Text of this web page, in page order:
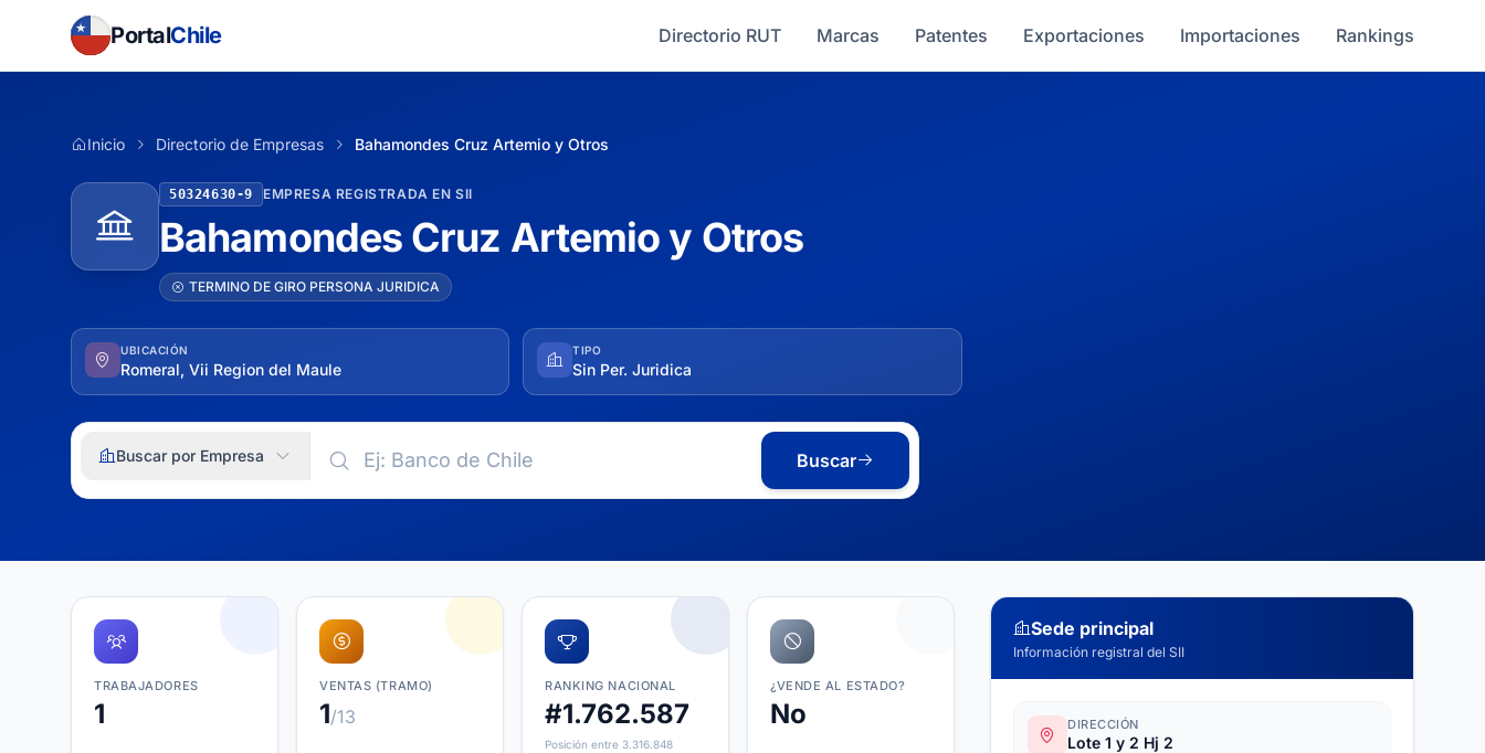
PortalChile Directorio RUT Marcas Patentes Exportaciones Importaciones Rankings
Inicio Directorio de Empresas Bahamondes Cruz Artemio y Otros
50324630-9 EMPRESA REGISTRADA EN SII
Bahamondes Cruz Artemio y Otros
TERMINO DE GIRO PERSONA JURIDICA
UBICACIÓN
Romeral, Vii Region del Maule
TIPO
Sin Per. Juridica
Buscar por Empresa Buscar
TRABAJADORES
1
VENTAS (TRAMO)
1/13
RANKING NACIONAL
#1.762.587
Posición entre 3.316.848
¿VENDE AL ESTADO?
No
Sede principal
Información registral del SII
DIRECCIÓN
Lote 1 y 2 Hj 2